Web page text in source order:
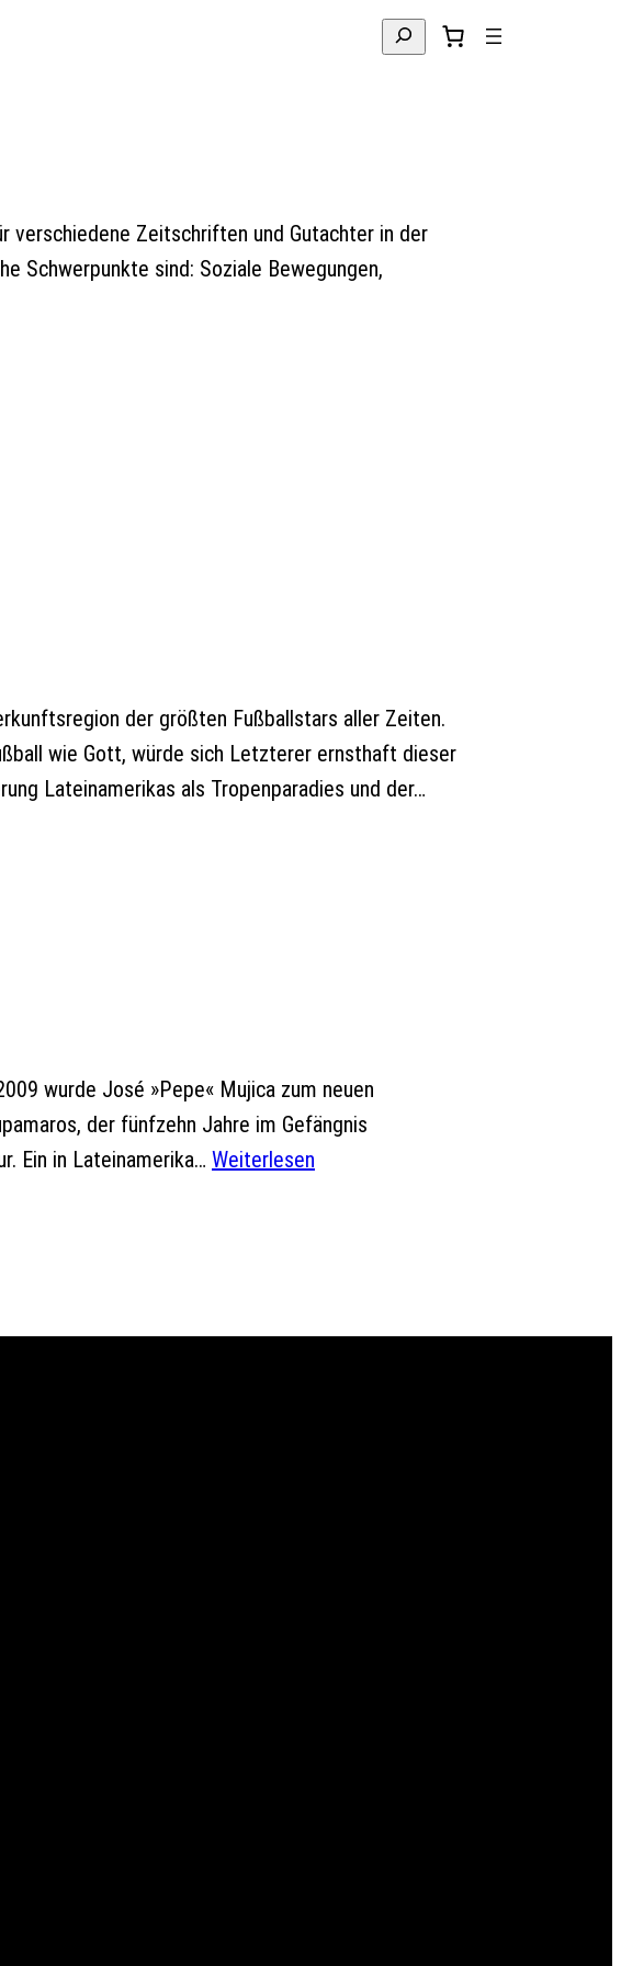
Suchen
Zeitschriften und Gutachter in der
Schwerpunkte sind: Soziale Bewegungen,
der größten Fußballstars aller Zeiten.
wie Gott, würde sich Letzterer ernsthaft dieser
Lateinamerikas als Tropenparadies und der…
wurde José »Pepe« Mujica zum neuen
der fünfzehn Jahre im Gefängnis
Ein in Lateinamerika… Weiterlesen